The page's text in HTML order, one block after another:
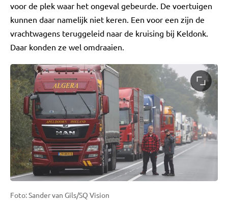
voor de plek waar het ongeval gebeurde. De voertuigen
kunnen daar namelijk niet keren. Een voor een zijn de
vrachtwagens teruggeleid naar de kruising bij Keldonk.
Daar konden ze wel omdraaien.
Foto: Sander van Gils/SQ Vision